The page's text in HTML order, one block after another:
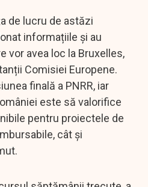
de lucru de astăzi
informațiile și au
vor avea loc la Bruxelles,
Comisiei Europene.
finală a PNRR, iar
este să valorifice
pentru proiectele de
cât și